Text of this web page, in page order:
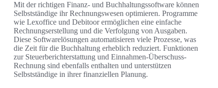
Mit der richtigen Finanz- und Buchhaltungssoftware können
Selbstständige ihr Rechnungswesen optimieren. Programme
wie Lexoffice und Debitoor ermöglichen eine einfache
Rechnungserstellung und die Verfolgung von Ausgaben.
Diese Softwarelösungen automatisieren viele Prozesse, was
die Zeit für die Buchhaltung erheblich reduziert. Funktionen
zur Steuerberichterstattung und Einnahmen-Überschuss-
Rechnung sind ebenfalls enthalten und unterstützen
Selbstständige in ihrer finanziellen Planung.